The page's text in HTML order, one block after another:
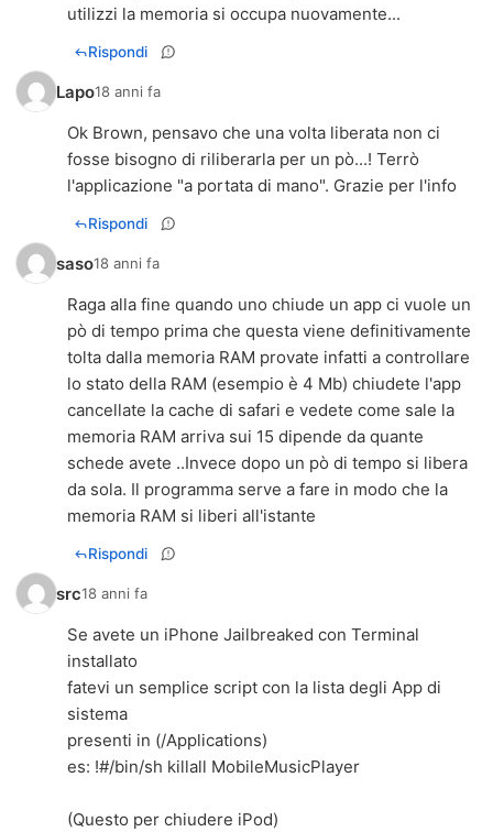
utilizzi la memoria si occupa nuovamente...
Rispondi
Lapo18 anni fa
Ok Brown, pensavo che una volta liberata non ci
fosse bisogno di riliberarla per un pò...! Terrò
l'applicazione "a portata di mano". Grazie per l'info
Rispondi
saso18 anni fa
Raga alla fine quando uno chiude un app ci vuole un
pò di tempo prima che questa viene definitivamente
tolta dalla memoria RAM provate infatti a controllare
lo stato della RAM (esempio è 4 Mb) chiudete l'app
cancellate la cache di safari e vedete come sale la
memoria RAM arriva sui 15 dipende da quante
schede avete ..Invece dopo un pò di tempo si libera
da sola. Il programma serve a fare in modo che la
memoria RAM si liberi all'istante
Rispondi
src18 anni fa
Se avete un iPhone Jailbreaked con Terminal
installato
fatevi un semplice script con la lista degli App di
sistema
presenti in (/Applications)
es: !#/bin/sh killall MobileMusicPlayer
(Questo per chiudere iPod)